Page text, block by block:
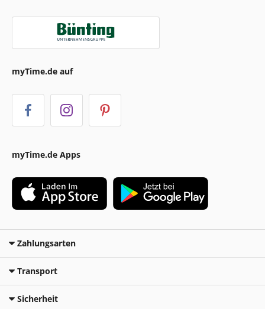
myTime.de auf
myTime.de Apps
Zahlungsarten
Transport
Sicherheit